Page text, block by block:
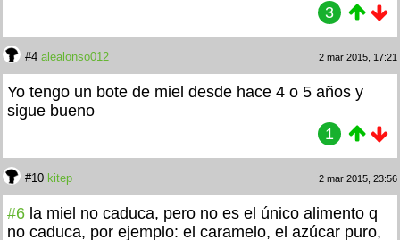
3
#4 alealonso012 2 mar 2015, 17:21
Yo tengo un bote de miel desde hace 4 o 5 años y
sigue bueno
1
#10 kitep 2 mar 2015, 23:56
#6 la miel no caduca, pero no es el único alimento q
no caduca, por ejemplo: el caramelo, el azúcar puro,